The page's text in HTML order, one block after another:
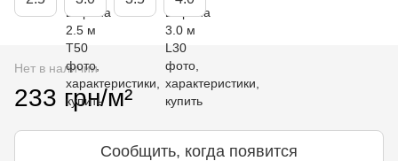
Нет в наличии
233 грн/м²
Сообщить, когда появится